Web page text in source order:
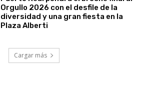
Orgullo 2026 con el desfile de la
diversidad y una gran fiesta en la
Plaza Alberti
Cargar más